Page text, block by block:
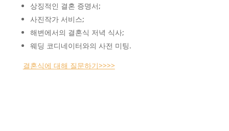
상징적인 결혼 증명서;
사진작가 서비스;
해변에서의 결혼식 저녁 식사;
웨딩 코디네이터와의 사전 미팅.
결혼식에 대해 질문하기>>>>